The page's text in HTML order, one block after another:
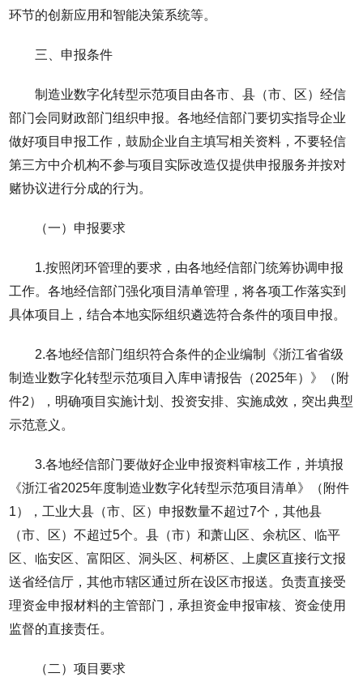
环节的创新应用和智能决策系统等。
三、申报条件
制造业数字化转型示范项目由各市、县（市、区）经信
部门会同财政部门组织申报。各地经信部门要切实指导企业
做好项目申报工作，鼓励企业自主填写相关资料，不要轻信
第三方中介机构不参与项目实际改造仅提供申报服务并按对
赌协议进行分成的行为。
（一）申报要求
1.按照闭环管理的要求，由各地经信部门统筹协调申报
工作。各地经信部门强化项目清单管理，将各项工作落实到
具体项目上，结合本地实际组织遴选符合条件的项目申报。
2.各地经信部门组织符合条件的企业编制《浙江省省级
制造业数字化转型示范项目入库申请报告（2025年）》（附
件2），明确项目实施计划、投资安排、实施成效，突出典型
示范意义。
3.各地经信部门要做好企业申报资料审核工作，并填报
《浙江省2025年度制造业数字化转型示范项目清单》（附件
1），工业大县（市、区）申报数量不超过7个，其他县
（市、区）不超过5个。县（市）和萧山区、余杭区、临平
区、临安区、富阳区、洞头区、柯桥区、上虞区直接行文报
送省经信厅，其他市辖区通过所在设区市报送。负责直接受
理资金申报材料的主管部门，承担资金申报审核、资金使用
监督的直接责任。
（二）项目要求